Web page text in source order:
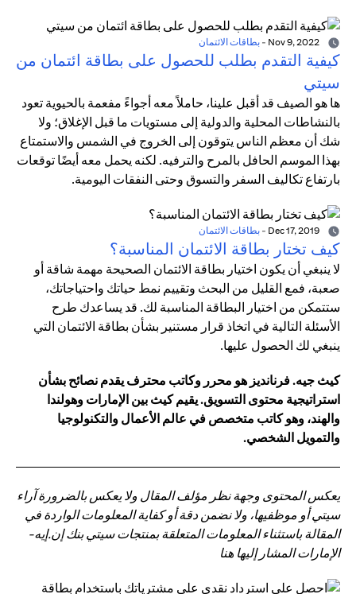
- بطاقات الائتمان
كيفية التقدم بطلب للحصول على بطاقة ائتمان من
سيتي
ها هو الصيف قد أقبل علينا، حاملاً معه أجواءً مفعمة بالحيوية تعود
بالنشاطات المحلية والدولية إلى مستويات ما قبل الإغلاق؛ ولا
شك أن معظم الناس يتوقون إلى الخروج في الشمس والاستمتاع
بهذا الموسم الحافل بالمرح والترفيه. لكنه يحمل معه أيضًا توقعات
بارتفاع تكاليف السفر والتسوق وحتى النفقات اليومية.
- بطاقات الائتمان
كيف تختار بطاقة الائتمان المناسبة؟
لا ينبغي أن يكون اختيار بطاقة الائتمان الصحيحة مهمة شاقة أو
صعبة، فمع القليل من البحث وتقييم نمط حياتك واحتياجاتك،
ستتمكن من اختيار البطاقة المناسبة لك. قد يساعدك طرح
الأسئلة التالية في اتخاذ قرار مستنير بشأن بطاقة الائتمان التي
ينبغي لك الحصول عليها.
كيث جيه. فرنانديز هو محرر وكاتب محترف يقدم نصائح بشأن
استراتيجية محتوى التسويق. يقيم كيث بين الإمارات وهولندا
والهند، وهو كاتب متخصص في عالم الأعمال والتكنولوجيا
والتمويل الشخصي.
يعكس المحتوى وجهة نظر مؤلف المقال ولا يعكس بالضرورة آراء
سيتي أو موظفيها، ولا نضمن دقة أو كفاية المعلومات الواردة في
المقالة باستثناء المعلومات المتعلقة بمنتجات سيتي بنك إن.إيه-
الإمارات المشار إليها هنا